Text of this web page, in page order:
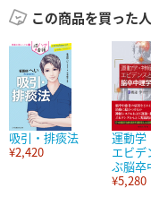
この商品を買った
吸引・排痰法
¥2,420
運動学
エビデ
ぶ脳卒
¥5,280